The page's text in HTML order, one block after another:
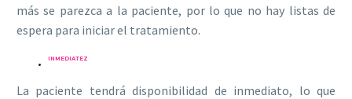
más se parezca a la paciente, por lo que no hay listas de
espera para iniciar el tratamiento.
INMEDIATEZ
La paciente tendrá disponibilidad de inmediato, lo que